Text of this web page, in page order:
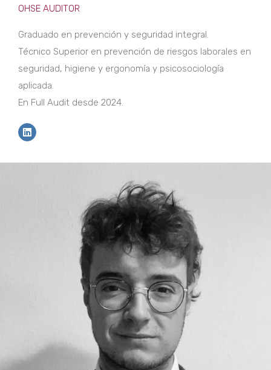
OHSE AUDITOR
Graduado en prevención y seguridad integral.
Técnico Superior en prevención de riesgos laborales en
seguridad, higiene y ergonomía y psicosociología
aplicada.
En Full Audit desde 2024.